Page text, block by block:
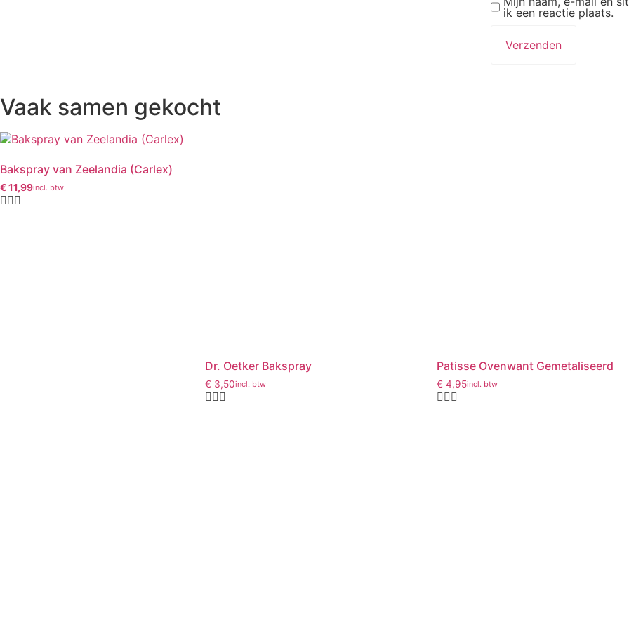
ik een reactie plaats.
Vaak samen gekocht
Bakspray van Zeelandia (Carlex)
Oorspronkelijke
prijs
€11,99
Huidige
prijs
incl. btw
Dr. Oetker Bakspray
€ 3,50incl. btw
Patisse Ovenwant Gemetaliseerd
€ 4,95incl. btw